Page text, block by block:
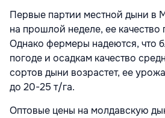
Первые партии местной дыни в
на прошлой неделе, ее качество
Однако фермеры надеются, что
погоде и осадкам качество
сортов дыни возрастет, ее
до 20-25 т/га.
Оптовые цены на молдавскую